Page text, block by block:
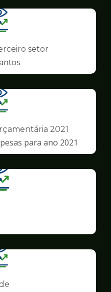
Transparência
setor
2021
para ano 2021